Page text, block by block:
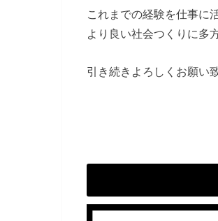
これまでの経験を仕事に
より良い社会つくりに多
引き続きよろしくお願い